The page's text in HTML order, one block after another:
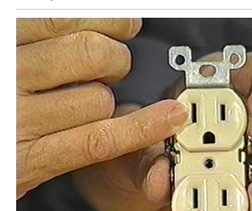
Ukusne palačinke s jabukama gotove za
Najbrži i najjednostavniji recept za